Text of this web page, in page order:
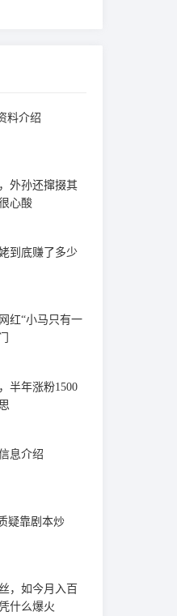
料介绍
外孙还撺掇其
心酸
到底赚了多少
红“小马只有一
半年涨粉1500
息介绍
疑靠剧本炒
，如今月入百
什么爆火